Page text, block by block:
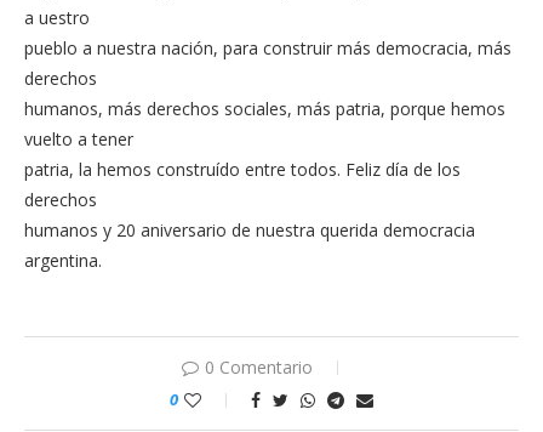
a uestro
pueblo a nuestra nación, para construir más democracia, más
derechos
humanos, más derechos sociales, más patria, porque hemos
vuelto a tener
patria, la hemos construído entre todos. Feliz día de los
derechos
humanos y 20 aniversario de nuestra querida democracia
argentina.
0 Comentario
0